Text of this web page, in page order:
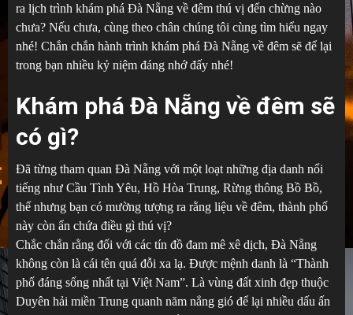
ra lịch trình khám phá Đà Nẵng về đêm thú vị đến chừng nào
chưa? Nếu chưa, cùng theo chân chúng tôi cùng tìm hiểu ngay
nhé! Chắn chắn hành trình khám phá Đà Nẵng về đêm sẽ để lại
trong bạn nhiều kỷ niệm đáng nhớ đấy nhé!
Khám phá Đà Nẵng về đêm sẽ
có gì?
Đã từng tham quan Đà Nẵng với một loạt những địa danh nổi
tiếng như Cầu Tình Yêu, Hồ Hòa Trung, Rừng thông Bồ Bồ,
thế nhưng bạn có mường tượng ra rằng liệu về đêm, thành phố
này còn ẩn chứa điều gì thú vị?
Chắc chắn rằng đối với các tín đồ đam mê xê dịch, Đà Nẵng
không còn là cái tên quá đỗi xa lạ. Được mệnh danh là “Thành
phố đáng sống nhất tại Việt Nam”. Là vùng đất xinh đẹp thuộc
Duyên hải miền Trung quanh năm nắng gió để lại nhiều dấu ấn